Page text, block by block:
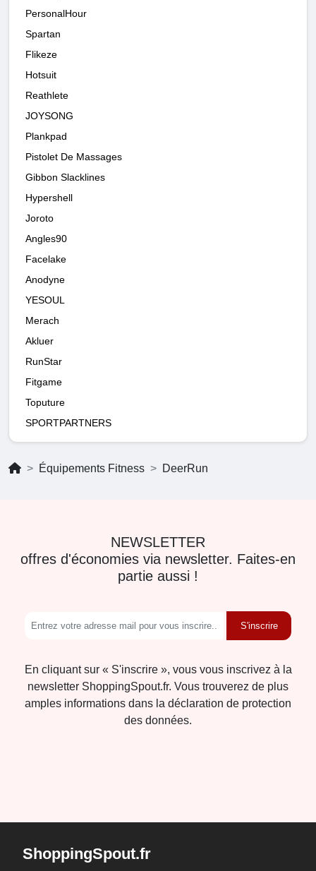
PersonalHour
Spartan
Flikeze
Hotsuit
Reathlete
JOYSONG
Plankpad
Pistolet De Massages
Gibbon Slacklines
Hypershell
Joroto
Angles90
Facelake
Anodyne
YESOUL
Merach
Akluer
RunStar
Fitgame
Toputure
SPORTPARTNERS
Équipements Fitness DeerRun
NEWSLETTER
offres d'économies via newsletter. Faites-en
partie aussi !
S'inscrire
En cliquant sur « S'inscrire », vous vous inscrivez à la
newsletter ShoppingSpout.fr. Vous trouverez de plus
amples informations dans la déclaration de protection
des données.
ShoppingSpout.fr